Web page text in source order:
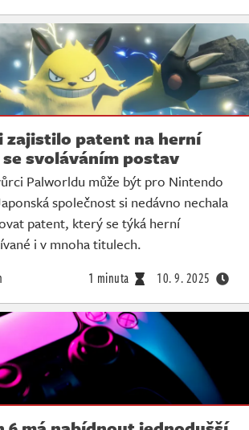
zajistilo patent na herní
svoláváním postav
Palworldu může být pro Nintendo
společnost si nedávno nechala
patent, který se týká herní
i v mnoha titulech.
1 minuta 10. 9. 2025